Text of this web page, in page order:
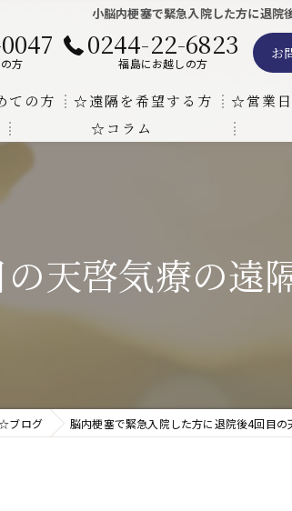
小脳内梗塞で緊急入院した方に退院
方
0244-22-6823
福島にお越しの方
お
ての方 ☆遠隔を希望する方 ☆営業
☆コラム
天啓気療の遠
ブログ 脳内梗塞で緊急入院した方に退院後4回目